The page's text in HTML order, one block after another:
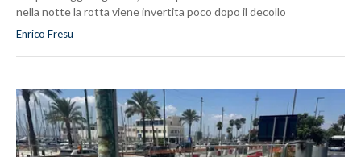
nella notte la rotta viene invertita poco dopo il decollo
Enrico Fresu